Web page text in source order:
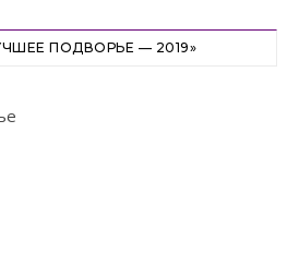
ПОДВОРЬЕ — 2019»